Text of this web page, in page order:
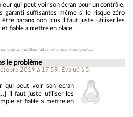
qui peut voir son écran pour un contrôle,
garanti suffisantes même si le risque zéro
être parano non plus il faut juste utiliser les
fiable a mettre en place.
copiez, modifiez faites en ce que vous voulez.
le problème
2019 à 17:59. Évalué à 5.
qui peut voir son écran
il faut juste utiliser les
et fiable a mettre en